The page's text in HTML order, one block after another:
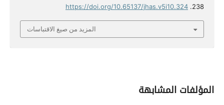
238.
https://doi.org/10.65137/jhas.v5i10.324
المزيد من صيغ الاقتباسات
المؤلفات المشابهة